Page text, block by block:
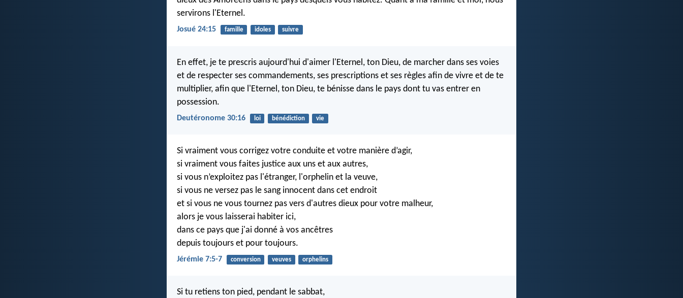
servirons l'Eternel.
Josué 24:15 famille idoles suivre
En effet, je te prescris aujourd'hui d'aimer l'Eternel, ton Dieu, de marcher dans ses voies
et de respecter ses commandements, ses prescriptions et ses règles afin de vivre et de te
multiplier, afin que l'Eternel, ton Dieu, te bénisse dans le pays dont tu vas entrer en
possession.
Deutéronome 30:16 loi bénédiction vie
Si vraiment vous corrigez votre conduite et votre manière d’agir,
si vraiment vous faites justice aux uns et aux autres,
si vous n’exploitez pas l'étranger, l'orphelin et la veuve,
si vous ne versez pas le sang innocent dans cet endroit
et si vous ne vous tournez pas vers d'autres dieux pour votre malheur,
alors je vous laisserai habiter ici,
dans ce pays que j'ai donné à vos ancêtres
depuis toujours et pour toujours.
Jérémie 7:5-7 conversion veuves orphelins
Si tu retiens ton pied, pendant le sabbat,